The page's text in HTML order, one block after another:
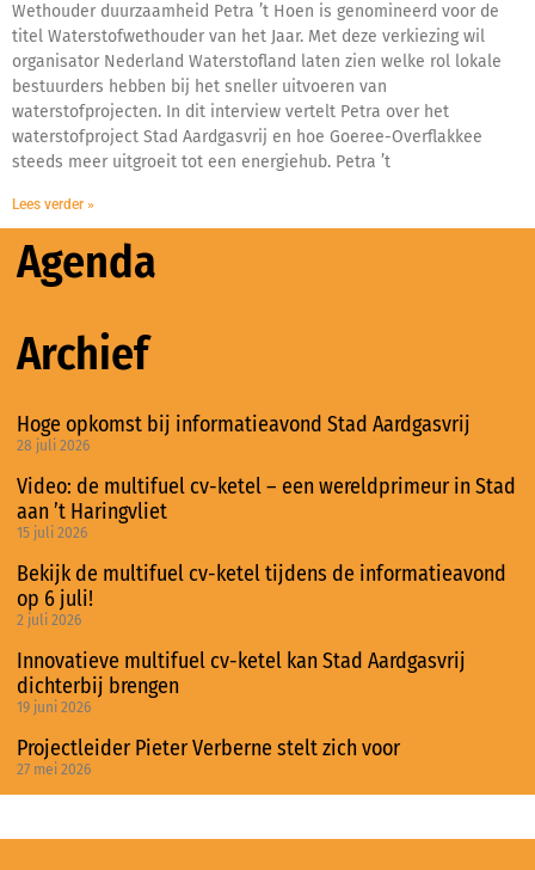
Wethouder duurzaamheid Petra ’t Hoen is genomineerd voor de
titel Waterstofwethouder van het Jaar. Met deze verkiezing wil
organisator Nederland Waterstofland laten zien welke rol lokale
bestuurders hebben bij het sneller uitvoeren van
waterstofprojecten. In dit interview vertelt Petra over het
waterstofproject Stad Aardgasvrij en hoe Goeree-Overflakkee
steeds meer uitgroeit tot een energiehub. Petra ’t
Lees verder »
Agenda
Archief
Hoge opkomst bij informatieavond Stad Aardgasvrij
28 juli 2026
Video: de multifuel cv-ketel – een wereldprimeur in Stad
aan ’t Haringvliet
15 juli 2026
Bekijk de multifuel cv-ketel tijdens de informatieavond
op 6 juli!
2 juli 2026
Innovatieve multifuel cv-ketel kan Stad Aardgasvrij
dichterbij brengen
19 juni 2026
Projectleider Pieter Verberne stelt zich voor
27 mei 2026